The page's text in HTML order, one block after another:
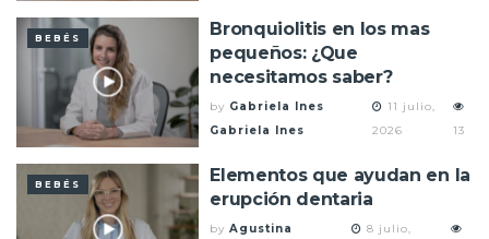
BEBÉS
Bronquiolitis en los mas
pequeños: ¿Que
necesitamos saber?
by Gabriela Ines
Gabriela Ines
11 julio,
2026
13
BEBÉS
Elementos que ayudan en la
erupción dentaria
by Agustina
8 julio,